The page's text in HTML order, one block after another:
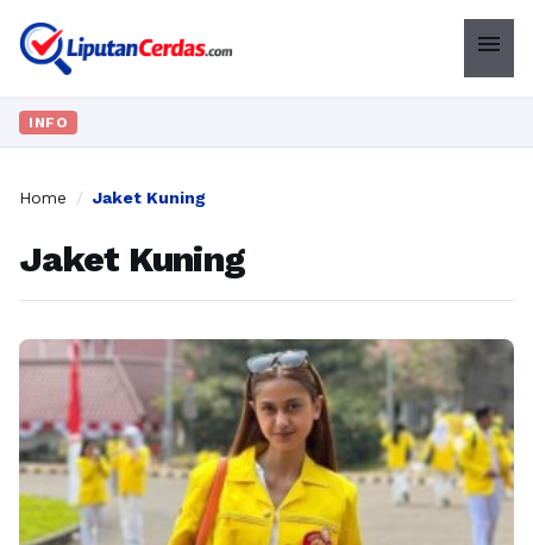
menu
INFO
Home / Jaket Kuning
Jaket Kuning